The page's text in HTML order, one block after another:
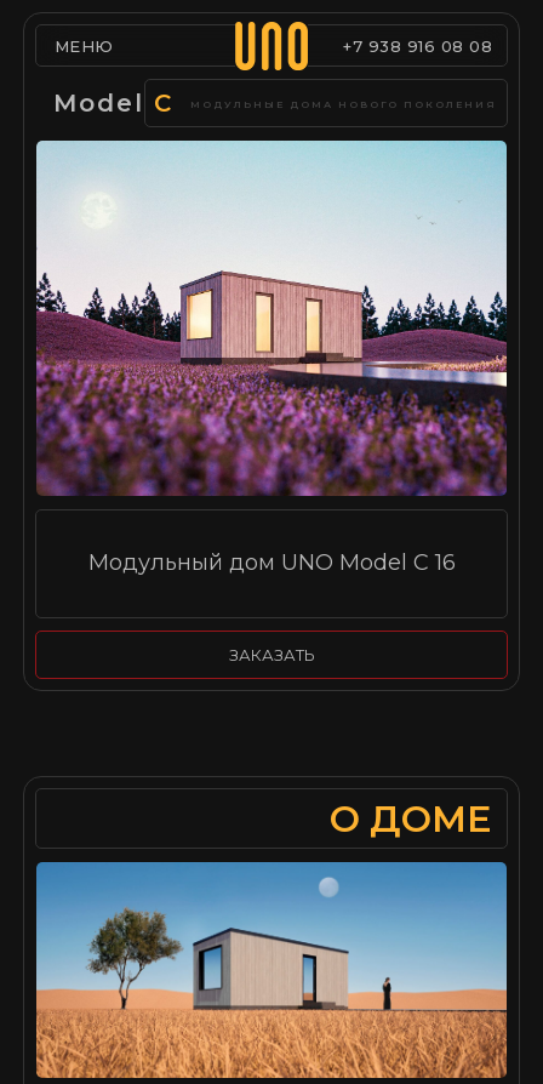
Модульный дом UNO Model C 16
Model С МОДУЛЬНЫЕ ДОМА НОВОГО ПОКОЛЕНИЯ
МЕНЮ
ЗАКАЗАТЬ
+7 938 916 08 08
О ДОМЕ